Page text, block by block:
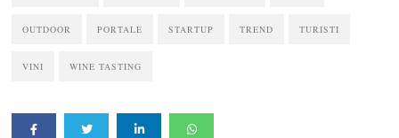
OUTDOOR PORTALE STARTUP TREND TURISTI
VINI WINE TASTING